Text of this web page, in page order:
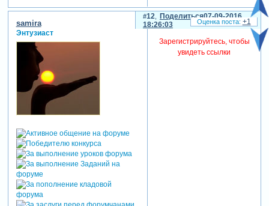
Поделиться
12
07-09-2016
18:26:03
samira
Энтузиаст
Зарегистрируйтесь, чтобы
увидеть ссылки
+1